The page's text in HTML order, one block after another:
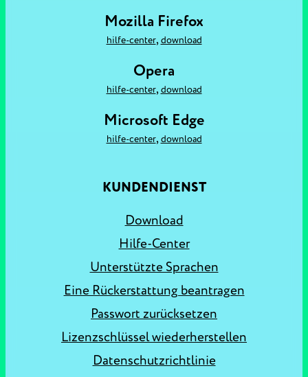
Mozilla Firefox
hilfe-center, download
Opera
hilfe-center, download
Microsoft Edge
hilfe-center, download
KUNDENDIENST
Download
Hilfe-Center
Unterstützte Sprachen
Eine Rückerstattung beantragen
Passwort zurücksetzen
Lizenzschlüssel wiederherstellen
Datenschutzrichtlinie